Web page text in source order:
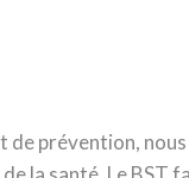
de prévention,